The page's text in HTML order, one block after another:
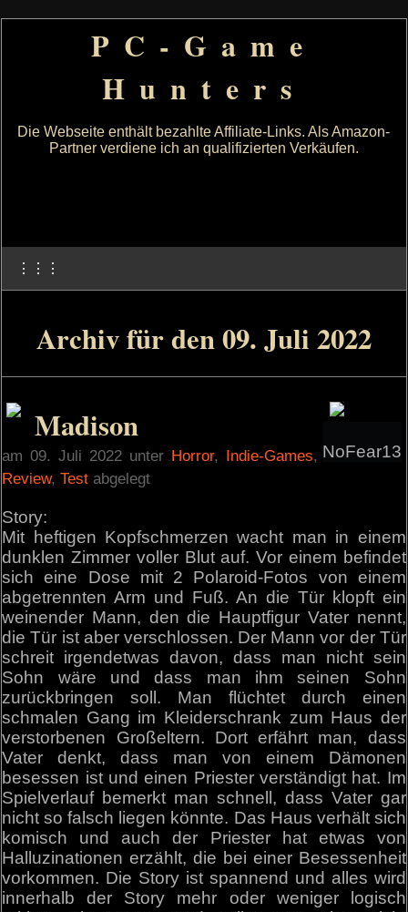
PC-Game
Hunters
Die Webseite enthält bezahlte Affiliate-Links. Als Amazon-
Partner verdiene ich an qualifizierten Verkäufen.
⋮⋮⋮
Archiv für den 09. Juli 2022
NoFear13
Madison
am 09. Juli 2022 unter Horror, Indie-Games,
Review,Test abgelegt
Story:
Mit heftigen Kopfschmerzen wacht man in einem
dunklen Zimmer voller Blut auf. Vor einem befindet
sich eine Dose mit 2 Polaroid-Fotos von einem
abgetrennten Arm und Fuß. An die Tür klopft ein
weinender Mann, den die Hauptfigur Vater nennt,
die Tür ist aber verschlossen. Der Mann vor der Tür
schreit irgendetwas davon, dass man nicht sein
Sohn wäre und dass man ihm seinen Sohn
zurückbringen soll. Man flüchtet durch einen
schmalen Gang im Kleiderschrank zum Haus der
verstorbenen Großeltern. Dort erfährt man, dass
Vater denkt, dass man von einem Dämonen
besessen ist und einen Priester verständigt hat. Im
Spielverlauf bemerkt man schnell, dass Vater gar
nicht so falsch liegen könnte. Das Haus verhält sich
komisch und auch der Priester hat etwas von
Halluzinationen erzählt, die bei einer Besessenheit
vorkommen. Die Story ist spannend und alles wird
innerhalb der Story mehr oder weniger logisch